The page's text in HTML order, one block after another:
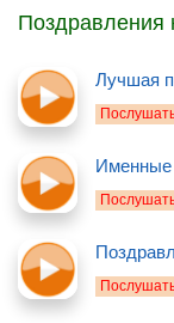
Поздравления
Лучшая
Именные